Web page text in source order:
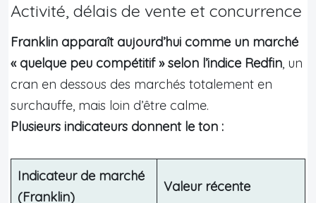
Activité, délais de vente et concurrence
Franklin apparaît aujourd’hui comme un marché
« quelque peu compétitif » selon l’indice Redfin, un
cran en dessous des marchés totalement en
surchauffe, mais loin d’être calme.
Plusieurs indicateurs donnent le ton :
Indicateur de marché
(Franklin)
Valeur récente